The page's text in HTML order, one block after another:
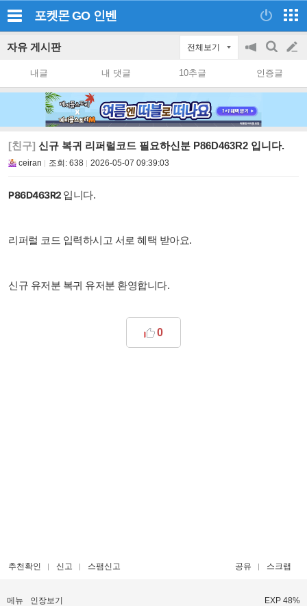
포켓몬 GO 인벤
자유 게시판 전체보기
공
on/off
검
색
글
쓰
내글 내 댓글 10추글 인증글
[친구] 신규 복귀 리퍼럴코드 필요하신분 P86D463R2 입니다.
ceiran 조회: 638 2026-05-07 09:39:03
P86D463R2 입니다.
리퍼럴 코드 입력하시고 서로 혜택 받아요.
신규 유저분 복귀 유저분 환영합니다.
0
추천확인 신고 스팸신고 공유 스크랩
메뉴 인장보기 EXP 48%